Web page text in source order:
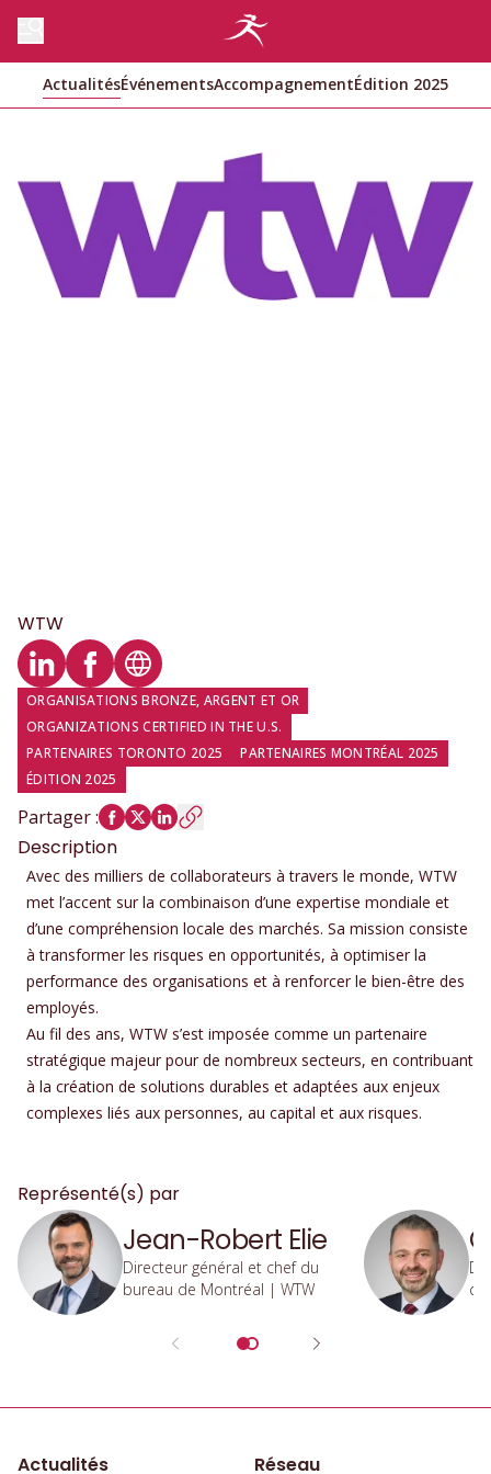
ActualitésÉvénementsAccompagnementÉdition 2025
WTW
Profil LinkedIn
Profil Facebook
Site web
ORGANISATIONS BRONZE, ARGENT ET OR
ORGANIZATIONS CERTIFIED IN THE U.S.
PARTENAIRES TORONTO 2025
PARTENAIRES MONTRÉAL 2025
ÉDITION 2025
Partager:
Description
Avec des milliers de collaborateurs à travers le monde, WTW
met l’accent sur la combinaison d’une expertise mondiale et
d’une compréhension locale des marchés. Sa mission consiste
à transformer les risques en opportunités, à optimiser la
performance des organisations et à renforcer le bien-être des
employés.
Au fil des ans, WTW s’est imposée comme un partenaire
stratégique majeur pour de nombreux secteurs, en contribuant
à la création de solutions durables et adaptées aux enjeux
complexes liés aux personnes, au capital et aux risques.
Représenté(s) par
Jean-Robert Elie
Directeur général et chef du
bureau de Montréal | WTW
Actualités Réseau